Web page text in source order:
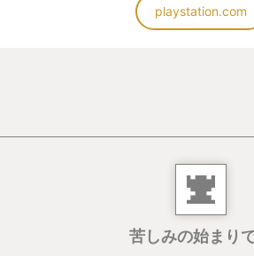
playstation.com
苦しみの始まり